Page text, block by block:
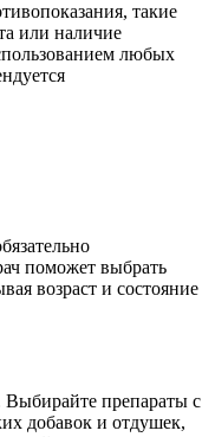
такие
или наличие
любых
поможет выбрать
возраст и состояние
Выбирайте препараты с
добавок и отдушек,